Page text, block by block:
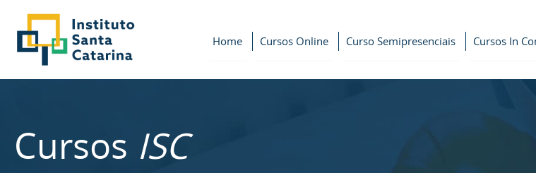
Home Cursos Online Curso Semipresenciais Cursos In
Cursos ISC